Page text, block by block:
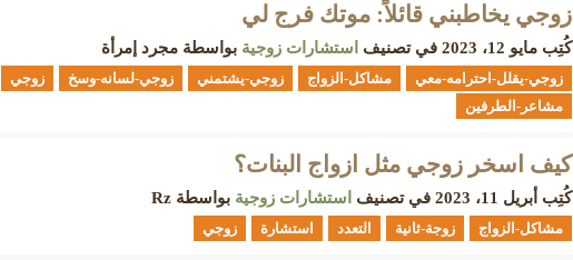
زوجي يخاطبني قائلاً: موتك فرج لي
كُتِب مايو 12، 2023 في تصنيف استشارات زوجية بواسطة مجرد إمرأة
زوجي-يقلل-احترامه-معي مشاكل-الزواج زوجي-يشتمني زوجي-لسانه-وسخ
زوجي
مشاعر-الطرفين
كيف اسخر زوجي مثل ازواج البنات؟
كُتِب أبريل 11، 2023 في تصنيف استشارات زوجية بواسطة Rz
مشاكل-الزواج زوجة-ثانية التعدد استشارة زوجي